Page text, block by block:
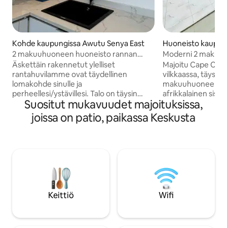
Kohde kaupungissa Awutu Senya East
2 makuuhuoneen huoneisto rannan
edustalla
Äskettäin rakennetut ylelliset
rantahuvilamme ovat täydellinen
lomakohde sinulle ja
perheellesi/ystävillesi. Talo on täysin
kalustettu, ja siinä on kaikki mukavuudet.
Meillä on 2 ja 3 makuuhuoneen huviloita,
ja niissä kaikissa on yksityinen uima-allas.
on myös ravintola, josta voit tilata
ruokaa. Jos haluat keittiömestarin
valmistavan sinulle erityisaterioita, siitä
voidaan keskustella yksityiskohtaisesti
Huoneisto
Coast
Moderni 2
afrikkalaisella
Majoitu Cape
vilkkaassa, täysin
makuuhuoneen
afrikkalainen
mukavuudet.
ensimmäisessä
tyylikäs tila
ajalla tai
rakastamaan
tunnelmaa,
helppoa pääsyä
Suositut mukavuudet majoituksissa,
joissa on patio, paikassa Keskusta
Keittiö Wifi